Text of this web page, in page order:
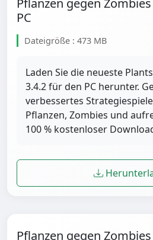
Pflanzen gegen
PC
Dateigröße : 473 MB
Laden Sie die neueste
3.4.2 für den PC herunter.
verbessertes
Pflanzen, Zombies und
100 % kostenloser
Pflanzen gegen Zombies